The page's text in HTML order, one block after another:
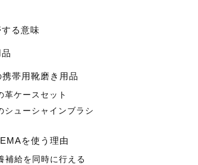
る意味
帯用靴磨き用品
革ケースセット
シューシャインブラシ
を使う理由
補給を同時に行える